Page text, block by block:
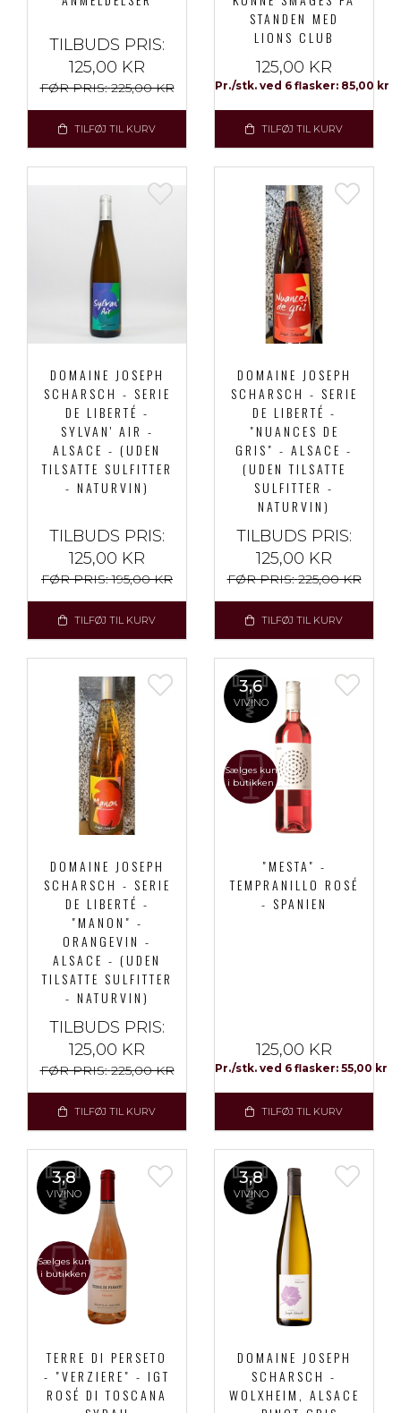
TILBUDS PRIS:
125,00 KR
FØR PRIS: 225,00 KR
TILFØJ TIL KURV
STANDEN MED
LIONS CLUB
125,00 KR
Pr./stk. ved 6 flasker: 85,00 kr
TILFØJ TIL KURV
DOMAINE JOSEPH
SCHARSCH - SERIE
DE LIBERTÉ -
SYLVAN' AIR -
ALSACE - (UDEN
TILSATTE SULFITTER
- NATURVIN)
TILBUDS PRIS:
125,00 KR
FØR PRIS: 195,00 KR
TILFØJ TIL KURV
DOMAINE JOSEPH
SCHARSCH - SERIE
DE LIBERTÉ -
"NUANCES DE
GRIS" - ALSACE -
(UDEN TILSATTE
SULFITTER -
NATURVIN)
TILBUDS PRIS:
125,00 KR
FØR PRIS: 225,00 KR
TILFØJ TIL KURV
DOMAINE JOSEPH
SCHARSCH - SERIE
DE LIBERTÉ -
"MANON" -
ORANGEVIN -
ALSACE - (UDEN
TILSATTE SULFITTER
- NATURVIN)
TILBUDS PRIS:
125,00 KR
FØR PRIS: 225,00 KR
TILFØJ TIL KURV
3,6
VIVINO
Sælges kun
i butikken
"MESTA" -
TEMPRANILLO ROSÉ
- SPANIEN
125,00 KR
Pr./stk. ved 6 flasker: 55,00 kr
TILFØJ TIL KURV
3,8
VIVINO
Sælges kun
i butikken
TERRE DI PERSETO
- "VERZIERE" - IGT
ROSÉ DI TOSCANA
3,8
VIVINO
DOMAINE JOSEPH
SCHARSCH -
WOLXHEIM, ALSACE